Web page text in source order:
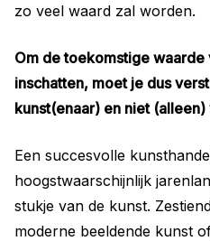
zo veel waard zal worden.
Om de toekomstige waarde
inschatten, moet je dus
kunst(enaar) en niet
Een succesvolle
hoogstwaarschijnlijk
stukje van de kunst.
moderne beeldende kunst